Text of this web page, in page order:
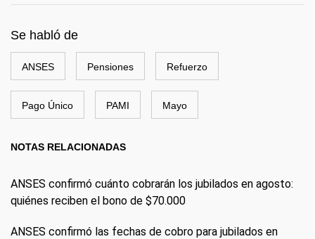
Se habló de
ANSES Pensiones Refuerzo
Pago Único PAMI Mayo
NOTAS RELACIONADAS
ANSES confirmó cuánto cobrarán los jubilados en agosto:
quiénes reciben el bono de $70.000
ANSES confirmó las fechas de cobro para jubilados en